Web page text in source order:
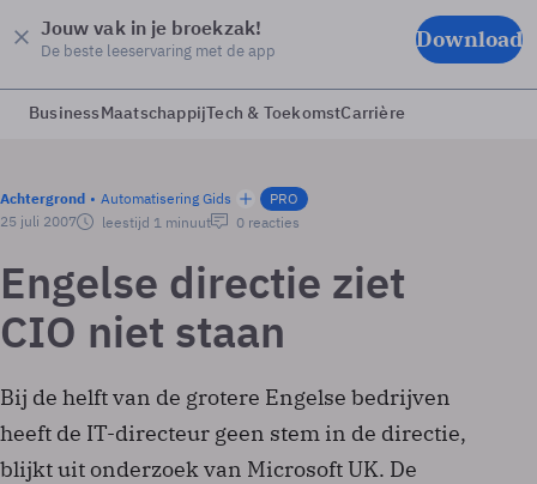
Jouw vak in je broekzak!
De beste leeservaring met de app Download
BusinessMaatschappijTech & ToekomstCarrière
Achtergrond Automatisering Gids
PRO
25 juli 2007
leestijd 1 minuut 0 reacties
Engelse directie ziet
CIO niet staan
Bij de helft van de grotere Engelse bedrijven
heeft de IT-directeur geen stem in de directie,
blijkt uit onderzoek van Microsoft UK. De